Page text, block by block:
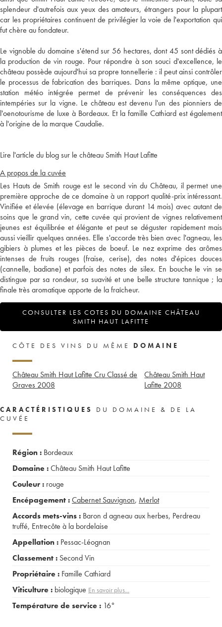
splendeur d'autrefois aux yeux des amateurs, étrangers pour la plupart
car les propriétaires continuent de privilégier la voie de l'exportation qui
fut chère au fondateur.
Le vignoble du domaine s'étend sur 56 hectares, dont 45 sont dédiés à
la production de vin rouge. Pour répondre à son souci d'excellence, le
château possède aujourd'hui sa propre tonnellerie : il peut ainsi contrôler
le processus de fabrication des barriques. Dans la même optique, une
station météo intégrée permet de prévenir les conséquences des
intempéries sur la vigne. Le château est devenu l'un des pionniers de
l'oenotourisme de luxe à Bordeaux. Et la famille Cathiard est également
à l'origine de la marque Caudalie.
Lire l'article du blog sur le château Smith Haut Lafitte
A propos de la cuvée
Les Hauts de Smith rouge est le second vin du Château, il permet une
première approche de ce domaine à un rapport qualité-prix intéressant.
Vinifiée et élevée (élevage en barrique durant 14 mois) avec autant de
soins que le grand vin, cette cuvée qui provient de vignes relativement
jeunes est équilibrée et élégante et peut se déguster rapidement mais
aussi vieillir quelques années. Elle s'accorde très bien avec l'agneau, les
gibiers à plumes et les pièces de boeuf. Le nez exprime des arômes
intenses de fruits rouges (fraise, cerise), des notes d'épices douces
(cannelle, badiane) et parfois des notes de silex. En bouche le vin se
distingue par sa rondeur, sa suavité et une belle structure tannique ; la
finale très aromatique apporte de la fraîcheur.
CONSULTER LES COTES DU DOMAINE CHÂTEAU
SMITH HAUT LAFITTE
CÔTE DES VINS DU MÊME DOMAINE
Château Smith Haut Lafitte Cru Classé de
Graves 2008
Château Smith Haut
Lafitte 2008
CARACTÉRISTIQUES
DU DOMAINE & DE LA
CUVÉE
Région : Bordeaux
Domaine :Château Smith Haut Lafitte
Couleur : rouge
Encépagement :Cabernet Sauvignon, Merlot
Accords mets-vins : Baron d agneau aux herbes, Perdreau
truffé, Entrecôte à la bordelaise
Appellation : Pessac-Léognan
Classement : Second Vin
Propriétaire : Famille Cathiard
Viticulture : biologique En savoir plus...
Température de service : 16°